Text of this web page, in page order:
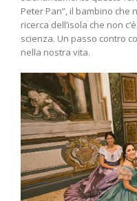
Peter Pan”, il bambino
ricerca dell’isola che non
scienza. Un passo contro
nella nostra vita.